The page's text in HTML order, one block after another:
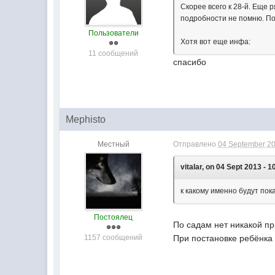
Пользователи
11 сообщений
Скорее всего к 28-й. Еще
подробности не помню.
Хотя вот еще инфа:
спасибо
Mephisto
Местный
Постоялец
1157 сообщений
Отправлено04 September
vitalar, on 04 Sept 2013 -
к какому именно будут
По садам нет никакой
При постановке